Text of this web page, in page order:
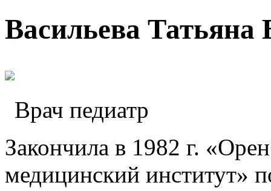
Перейти к основному содержанию
Васильева Татьяна
Врач педиатр
Закончила в 1982 г.
медицинский институт»